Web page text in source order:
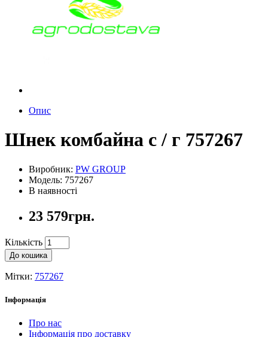
Опис
Шнек комбайна с / г 757267
Виробник: PW GROUP
Модель: 757267
В наявності
23 579грн.
Кількість
До кошика
Мітки: 757267
Інформація
Про нас
Інформація про доставку